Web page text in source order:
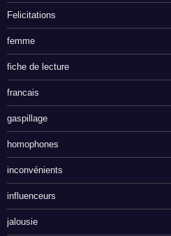
Felicitations
femme
fiche de lecture
francais
gaspillage
homophones
inconvénients
influenceurs
jalousie